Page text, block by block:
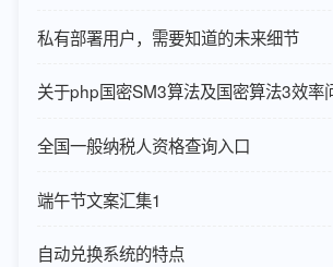
私有部署用户，需要知道的未来细节
关于php国密SM3算法及国密算法3效率
全国一般纳税人资格查询入口
端午节文案汇集1
自动兑换系统的特点